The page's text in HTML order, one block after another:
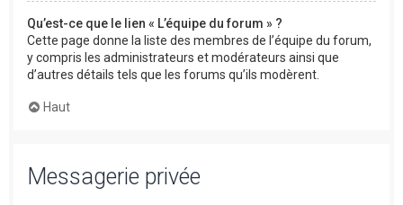
Qu’est-ce que le lien « L’équipe du forum » ?
Cette page donne la liste des membres de l’équipe du forum,
y compris les administrateurs et modérateurs ainsi que
d’autres détails tels que les forums qu’ils modèrent.
Haut
Messagerie privée